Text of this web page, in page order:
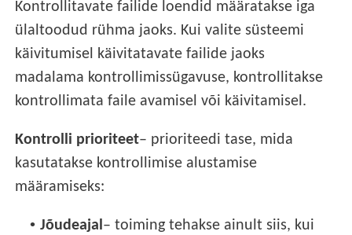
Kontrollitavate failide loendid määratakse iga
ülaltoodud rühma jaoks. Kui valite süsteemi
käivitumisel käivitatavate failide jaoks
madalama kontrollimissügavuse, kontrollitakse
kontrollimata faile avamisel või käivitamisel.
Kontrolli prioriteet– prioriteedi tase, mida
kasutatakse kontrollimise alustamise
määramiseks:
• Jõudeajal– toiming tehakse ainult siis, kui